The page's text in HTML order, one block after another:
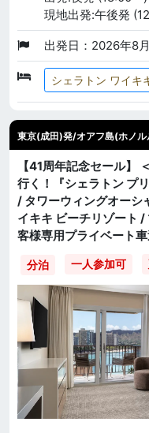
現地出発:午後発
出発日：2026年8
シェラトン ワイキ
東京(成田)発/オアフ島(ホノル
【41周年記念セール】
行く！『シェラトン プ
/ タワーウィングオーシ
イキキ ビーチリゾート
客様専用プライベート
分泊 一人参加可